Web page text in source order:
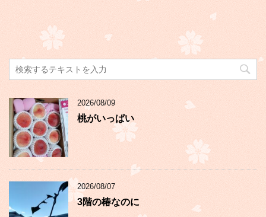
2026/08/09
桃がいっぱい
2026/08/07
3階の椿なのに